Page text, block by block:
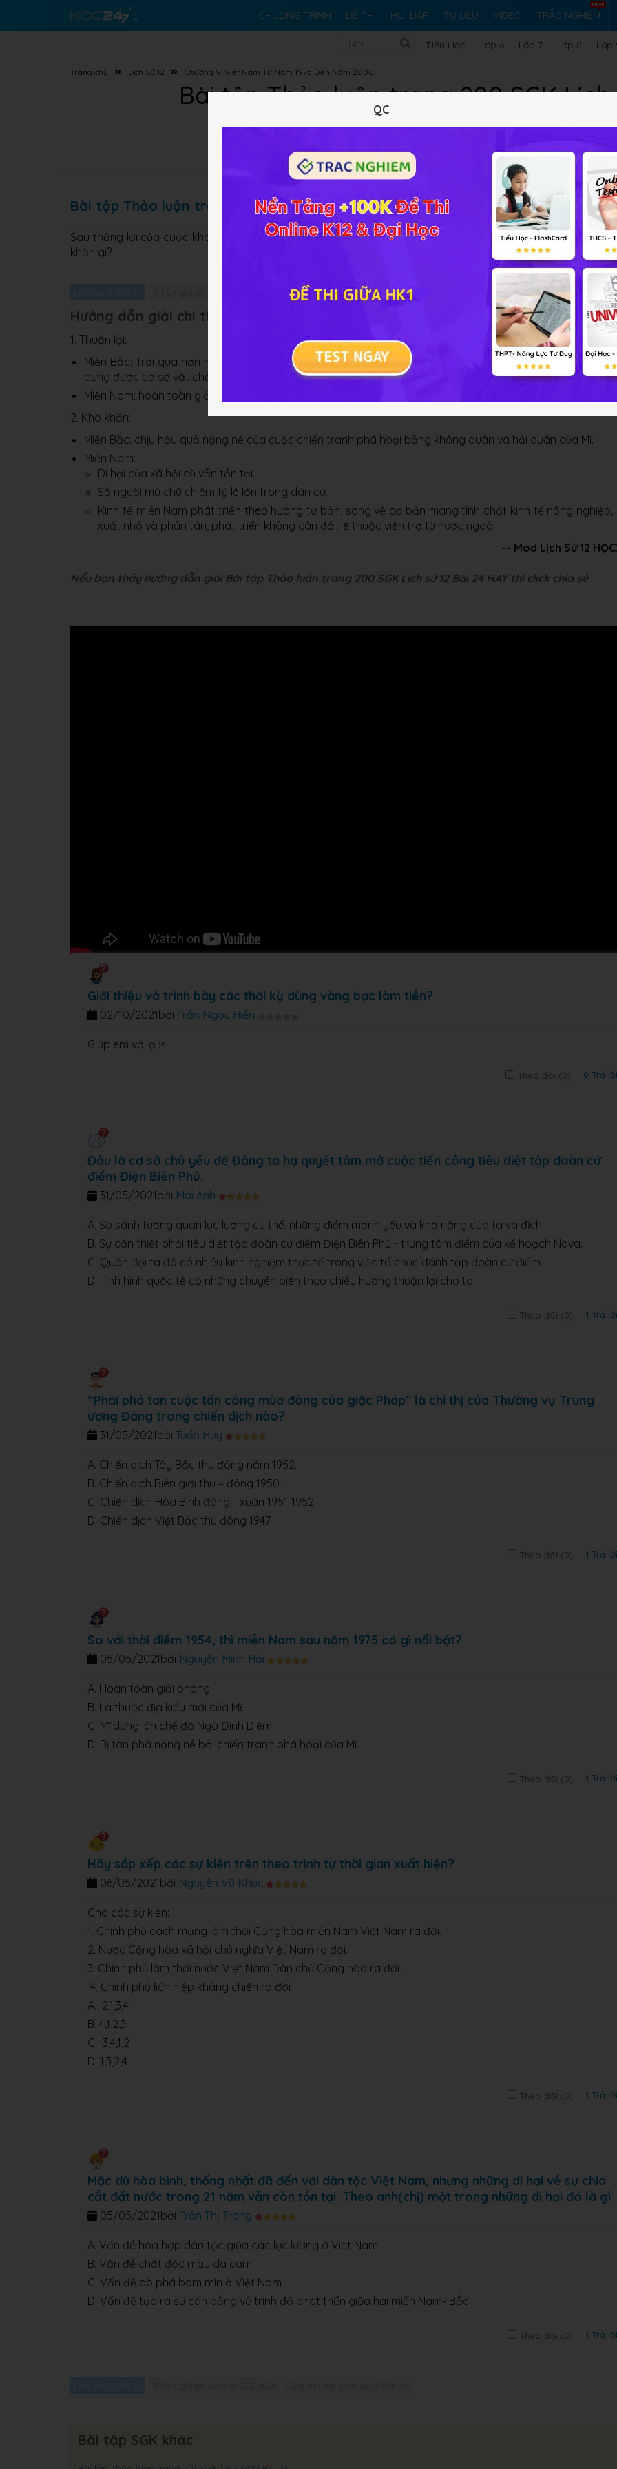
CHƯƠNG TRÌNH ĐỀ THI HỎI ĐÁP TƯ LIỆU VIDEO TRẮC NGHIỆM
Tiểu Học Lớp 6 Lớp 7 Lớp 8 Lớp
Trang chủ Lịch Sử 12 Chương V: Việt Nam Từ Năm 1975 Đến Năm 2000
Bài tập Thảo luận trang 200 SGK Lịch
10 trắc nghiệm
Lý thuyết 10Trắc nghiệm 19BT SGK 107FAQ
Bài tập Thảo luận trang 200 SGK Lịch sử 12 Bài 24
Sau thắng lợi của cuộc kháng chiến chống Mĩ, cứu nước, cách mạng ở hai miền Bắc - Nam có thuận lợi và
khăn gì?
Giải bài tập Lịch sử 12 Bài 24
Hướng dẫn giải chi tiết
1. Thuận lợi:
Miền Bắc: Trải qua hơn hai mươi năm (1954 - 1975) tiến hành cách mạng xã hội chủ nghĩa, miền Bắc đã
dựng được cơ sở vật chất - kĩ thuật ban đầu của chủ nghĩa xã hội.
Miền Nam: hoàn toàn giải phóng, chế độ thực dân mới của Mĩ cùng bộ máy chính quyền Sài Gòn bị sụp
2. Khó khăn:
Miền Bắc: chịu hậu quả nặng nề của cuộc chiến tranh phá hoại bằng không quân và hải quân của Mĩ.
Miền Nam:
Di hại của xã hội cũ vẫn tồn tại.
Số người mù chữ chiếm tỷ lệ lớn trong dân cư.
Kinh tế miền Nam phát triển theo hướng tư bản, song về cơ bản mang tính chất kinh tế nông nghiệp,
xuất nhỏ và phân tán, phát triển không cân đối, lệ thuộc viện trợ từ nước ngoài.
-- Mod Lịch Sử 12
Nếu bạn thấy hướng dẫn giải Bài tập Thảo luận trang 200 SGK Lịch sử 12 Bài 24 HAY thì click chia sẻ
Giới thiệu và trình bày các thời kỳ dùng vàng bạc làm tiền?
bởi Trần Ngọc Hiền
02/10/2021
Giúp em với ạ :<
Theo dõi (0) 0 Trả lời
Đâu là cơ sở chủ yếu để Đảng ta hạ quyết tâm mở cuộc tiến công tiêu diệt tập đoàn cứ
điểm Điện Biên Phủ.
bởi Mai Anh
31/05/2021
A. So sánh tương quan lực lượng cụ thể, những điểm mạnh yếu và khả năng của ta và địch.
B. Sự cần thiết phải tiêu diệt tập đoàn cứ điểm Điện Biên Phủ - trung tâm điểm của kế hoạch Nava.
C. Quân đội ta đã có nhiều kinh nghiệm thực tế trong việc tổ chức đánh tập đoàn cứ điểm.
D. Tình hình quốc tế có những chuyển biến theo chiều hướng thuận lợi cho ta.
Theo dõi (0) 1 Trả lời
“Phải phá tan cuộc tấn công mùa đông của giặc Pháp” là chỉ thị của Thường vụ Trung
ương Đảng trong chiến dịch nào?
bởi Tuấn Huy
31/05/2021
A. Chiến dịch Tây Bắc thu đông năm 1952.
B. Chiến dịch Biên giới thu – đông 1950.
C. Chiến dịch Hòa Bình đông - xuân 1951-1952.
D. Chiến dịch Việt Bắc thu đông 1947.
Theo dõi (0) 1 Trả lời
So với thời điểm 1954, thì miền Nam sau năm 1975 có gì nổi bật?
bởi Nguyễn Minh Hải
05/05/2021
A. Hoàn toàn giải phóng.
B. Là thuộc địa kiểu mới của Mĩ.
C. Mĩ dựng lên chế độ Ngô Đình Diệm.
D. Bị tàn phá nặng nề bởi chiến tranh phá hoại của Mĩ.
Theo dõi (0) 1 Trả lời
Hãy sắp xếp các sự kiện trên theo trình tự thời gian xuất hiện?
bởi Nguyễn Vũ Khúc
06/05/2021
Cho các sự kiện:
1. Chính phủ cách mạng lâm thời Cộng hòa miền Nam Việt Nam ra đời.
2. Nước Cộng hòa xã hội chủ nghĩa Việt Nam ra đời.
3. Chính phủ lâm thời nước Việt Nam Dân chủ Cộng hòa ra đời.
4. Chính phủ liên hiệp kháng chiến ra đời.
A. 2,1,3,4
B. 4,1,2,3
C. 3,4,1,2
D. 1,3,2,4
Theo dõi (0) 1 Trả lời
Mặc dù hòa bình, thống nhất đã đến với dân tộc Việt Nam, nhưng những di hại về sự chia
cắt đất nước trong 21 năm vẫn còn tồn tại. Theo anh(chị) một trong những di hại đó là gì
bởi Trần Thị Trang
05/05/2021
A. Vấn đề hòa hợp dân tộc giữa các lực lượng ở Việt Nam
B. Vấn đề chất độc màu da cam
C. Vấn đề dò phá bom mìn ở Việt Nam
D. Vấn đề tạo ra sự cân bằng về trình độ phát triển giữa hai miền Nam- Bắc
Theo dõi (0) 1 Trả lời
Bài tập SGK khác
QC